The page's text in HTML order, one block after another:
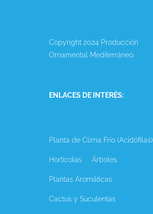
Copyright 2024 Producción
Ornamental Mediterráneo.
ENLACES DE INTERÉS:
Planta de Clima Frío (Acidófilas)
Hortícolas Árboles
Plantas Aromáticas
Cactus y Suculentas